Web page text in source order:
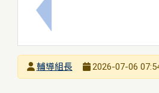
上一筆：轉知教育部國民
發布者
輔導組長
2026-07-06